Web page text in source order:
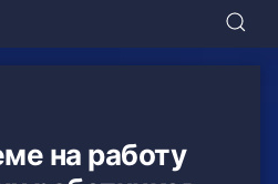
на работу